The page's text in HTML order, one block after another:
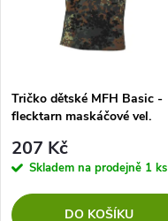
Tričko dětské MFH Basic -
flecktarn maskáčové vel.
207 Kč
Skladem na prodejně 1 ks
DO KOŠÍKU